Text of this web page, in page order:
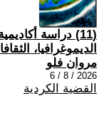
(11) دراسة
الديموغرافيا،
مروان فلو
2026 / 8 / 6
القضية الكردية